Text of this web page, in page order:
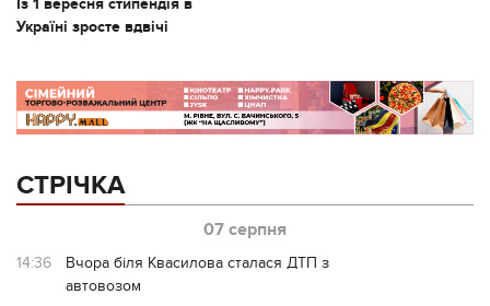
Україні зросте вдвічі
СТРІЧКА
07 серпня
14:36
Вчора біля Квасилова сталася ДТП з
автовозом